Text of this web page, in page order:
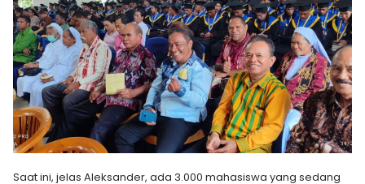
Saat ini, jelas Aleksander, ada 3.000 mahasiswa yang sedang